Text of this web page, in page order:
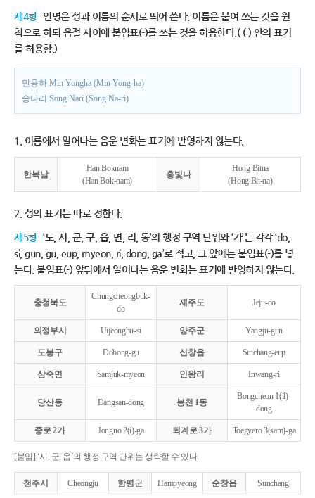
제4항 인명은 성과 이름의 순서로 띄어 쓴다. 이름은 붙여 쓰는 것을 원
칙으로 하되 음절 사이에 붙임표(-)를 쓰는 것을 허용한다.( ( ) 안의 표기
를 허용함.)
민용하 Min Yongha (Min Yong-ha)
송나리 Song Nari (Song Na-ri)
1. 이름에서 일어나는 음운 변화는 표기에 반영하지 않는다.
한복남
Han Boknam
(Han Bok-nam)
홍빛나
Hong Bitna
(Hong Bit-na)
2. 성의 표기는 따로 정한다.
제5항 ‘도, 시, 군, 구, 읍, 면, 리, 동’의 행정 구역 단위와 ‘가’는 각각 ‘do,
si, gun, gu, eup, myeon, ri, dong, ga’로 적고, 그 앞에는 붙임표(-)를 넣
는다. 붙임표(-) 앞뒤에서 일어나는 음운 변화는 표기에 반영하지 않는다.
충청북도
Chungcheongbuk-
do
제주도 Jeju-do
의정부시 Uijeongbu-si 양주군 Yangju-gun
도봉구 Dobong-gu 신창읍 Sinchang-eup
삼죽면 Samjuk-myeon 인왕리 Inwang-ri
당산동 Dangsan-dong 봉천 1동
Bongcheon 1(il)-
dong
종로 2가 Jongno 2(i)-ga 퇴계로 3가 Toegyero 3(sam)-ga
[붙임] ‘시, 군, 읍’의 행정 구역 단위는 생략할 수 있다.
청주시 Cheongju 함평군 Hampyeong 순창읍 Sunchang